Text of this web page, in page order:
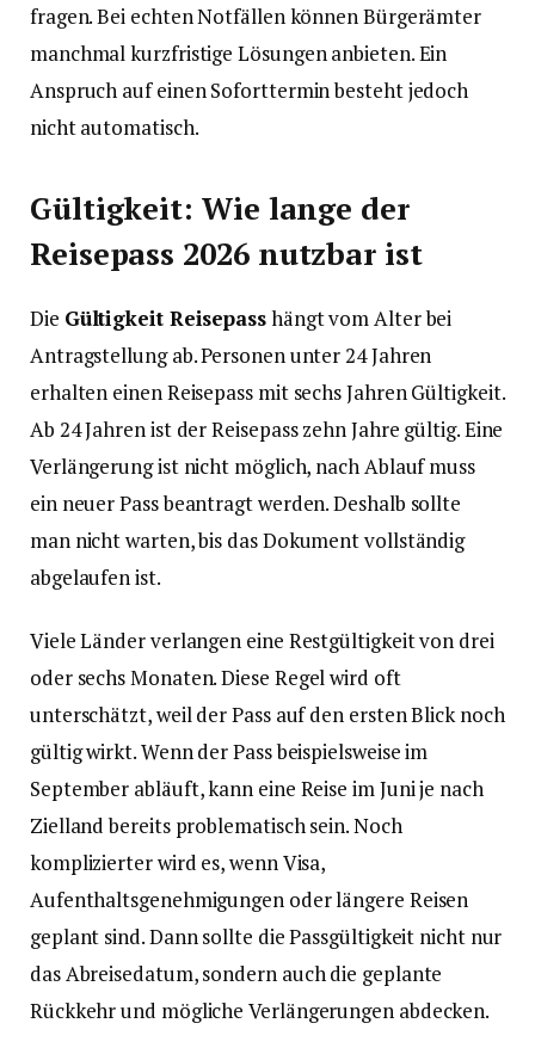
fragen. Bei echten Notfällen können Bürgerämter
manchmal kurzfristige Lösungen anbieten. Ein
Anspruch auf einen Soforttermin besteht jedoch
nicht automatisch.
Gültigkeit: Wie lange der
Reisepass 2026 nutzbar ist
Die Gültigkeit Reisepasshängt vom Alter bei
Antragstellung ab. Personen unter 24 Jahren
erhalten einen Reisepass mit sechs Jahren Gültigkeit.
Ab 24 Jahren ist der Reisepass zehn Jahre gültig. Eine
Verlängerung ist nicht möglich, nach Ablauf muss
ein neuer Pass beantragt werden. Deshalb sollte
man nicht warten, bis das Dokument vollständig
abgelaufen ist.
Viele Länder verlangen eine Restgültigkeit von drei
oder sechs Monaten. Diese Regel wird oft
unterschätzt, weil der Pass auf den ersten Blick noch
gültig wirkt. Wenn der Pass beispielsweise im
September abläuft, kann eine Reise im Juni je nach
Zielland bereits problematisch sein. Noch
komplizierter wird es, wenn Visa,
Aufenthaltsgenehmigungen oder längere Reisen
geplant sind. Dann sollte die Passgültigkeit nicht nur
das Abreisedatum, sondern auch die geplante
Rückkehr und mögliche Verlängerungen abdecken.